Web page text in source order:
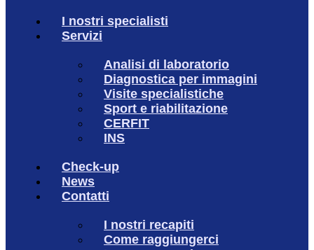
I nostri specialisti
Servizi
Analisi di laboratorio
Diagnostica per immagini
Visite specialistiche
Sport e riabilitazione
CERFIT
INS
Check-up
News
Contatti
I nostri recapiti
Come raggiungerci